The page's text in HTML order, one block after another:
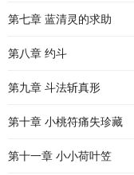
第七章 蓝清灵的求助
第八章 约斗
第九章 斗法斩真形
第十章 小桃符痛失珍藏
第十一章 小小荷叶笠